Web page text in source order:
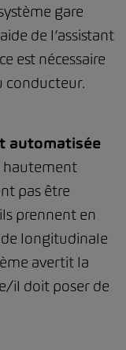
gare
de l’assistant
est nécessaire
conducteur.
automatisée
hautement
pas être
prennent en
longitudinale
avertit la
il doit poser de